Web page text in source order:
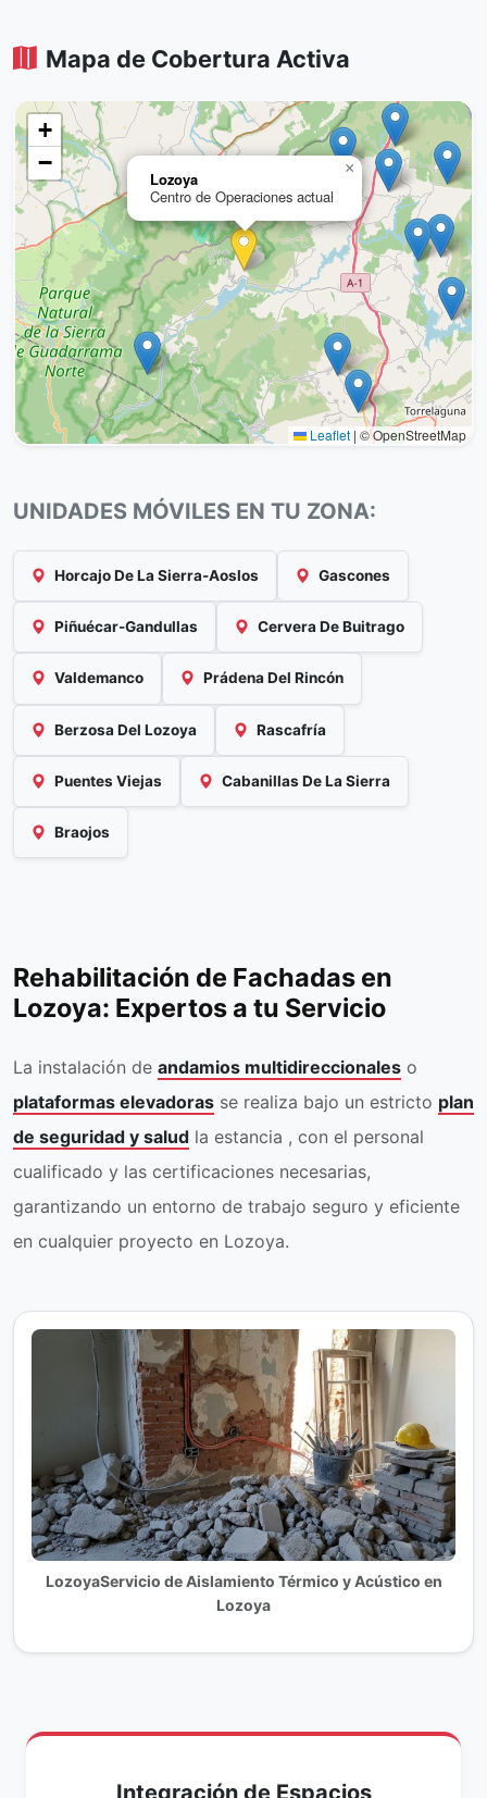
Mapa de Cobertura Activa
Lozoya
Centro de Operaciones actual
×
+
−
Leaflet | © OpenStreetMap
UNIDADES MÓVILES EN TU ZONA:
Horcajo De La Sierra-Aoslos Gascones
Piñuécar-Gandullas Cervera De Buitrago
Valdemanco Prádena Del Rincón
Berzosa Del Lozoya Rascafría
Puentes Viejas Cabanillas De La Sierra
Braojos
Rehabilitación de Fachadas en
Lozoya: Expertos a tu Servicio
La instalación de andamios multidireccionales o
plataformas elevadoras se realiza bajo un estricto plan
de seguridad y salud la estancia , con el personal
cualificado y las certificaciones necesarias,
garantizando un entorno de trabajo seguro y eficiente
en cualquier proyecto en Lozoya.
LozoyaServicio de Aislamiento Térmico y Acústico en
Lozoya
Integración de Espacios